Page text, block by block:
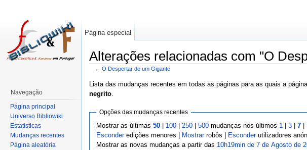
Alterações relacionadas com "O
← O Despertar de um Gigante
Lista das mudanças recentes em todas as páginas para as quais a
negrito
Opções das mudanças recentes
Mostrar as últimas 50| 100| 250| 500mudanças nos últimos 1 | 3| 7|
Esconderedições menores | Mostrarrobôs | Esconderutilizadores
Mostrar as novas mudanças a partir das 10h19min de 7 de Agosto de
Página especial
Navegação
Página principal
Universo Bibliowiki
Estatísticas
Mudanças recentes
Página aleatória